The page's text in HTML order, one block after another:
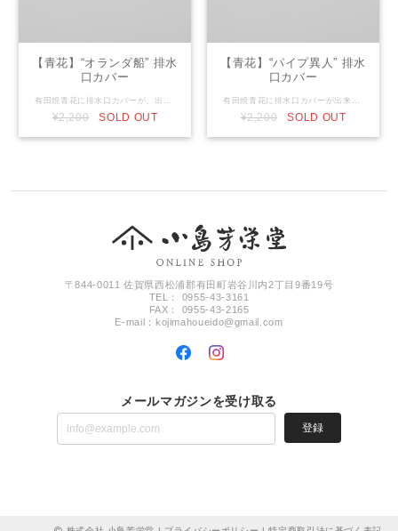
【青花】“オランダ船” 排水
口カバー
¥2,200 SOLD OUT
【青花】“パイプ異人” 排水
口カバー
¥2,200 SOLD OUT
〒844-0011 佐賀県西松浦郡有田町岩谷川内2丁目9番19号
TEL： 0955-43-3161
FAX： 0955-43-2165
E-mail： kojimahoueido@gmail.com
メールマガジンを受け取る
登録